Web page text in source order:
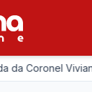
Viviane;